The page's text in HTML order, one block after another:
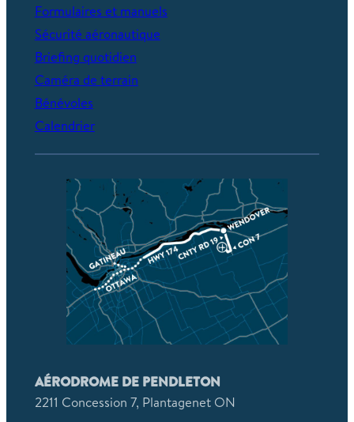
Formulaires et manuels
Sécurité aéronautique
Briefing quotidien
Caméra de terrain
Bénévoles
Calendrier
AÉRODROME DE PENDLETON
2211 Concession 7, Plantagenet ON